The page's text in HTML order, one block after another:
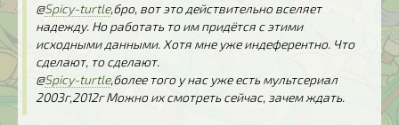
@Spicy-turtle,бро, вот это действительно вселяет
надежду. Но работать то им придётся с этими
исходными данными. Хотя мне уже индеферентно. Что
сделают, то сделают.
@Spicy-turtle,более того у нас уже есть мультсериал
2003г,2012г Можно их смотреть сейчас, зачем ждать.